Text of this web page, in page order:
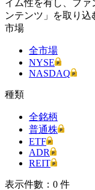
イム性を有し、ファ
ンテンツ」を取り込
市場
全市場
NYSE
NASDAQ
種類
全銘柄
普通株
ETF
ADR
REIT
表示件數： 0 件